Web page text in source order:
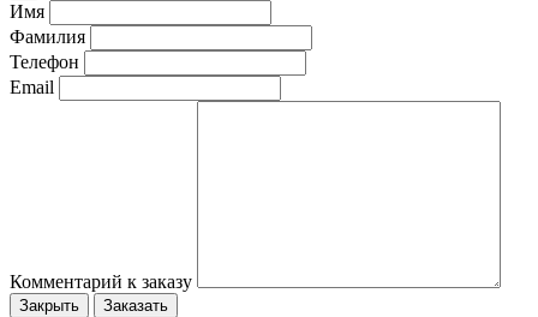
Имя
Фамилия
Телефон
Email
Комментарий к заказу
Закрыть Заказать